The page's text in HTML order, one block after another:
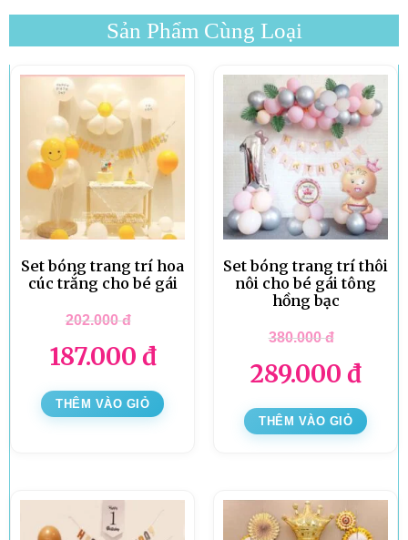
Sản Phẩm Cùng Loại
Set bóng trang trí hoa
cúc trắng cho bé gái
202.000đ
187.000 đ
THÊM VÀO GIỎ
Set bóng trang trí thôi
nôi cho bé gái tông
hồng bạc
380.000đ
289.000 đ
THÊM VÀO GIỎ